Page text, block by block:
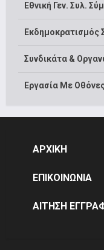
Εθνική Γεν. Συλ.
Εκδημοκρατισμός
Συνδικάτα &
Εργασία Με
ΑΡΧΙΚΗ
ΕΠΙΚΟΙΝΩΝΙΑ
ΑΙΤΗΣΗ